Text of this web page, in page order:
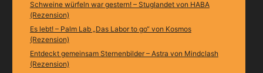
Schweine würfeln war gestern! – Stuglandet von HABA
(Rezension)
Es lebt! – Palm Lab „Das Labor to go“ von Kosmos
(Rezension)
Entdeckt gemeinsam Sternenbilder – Astra von Mindclash
(Rezension)